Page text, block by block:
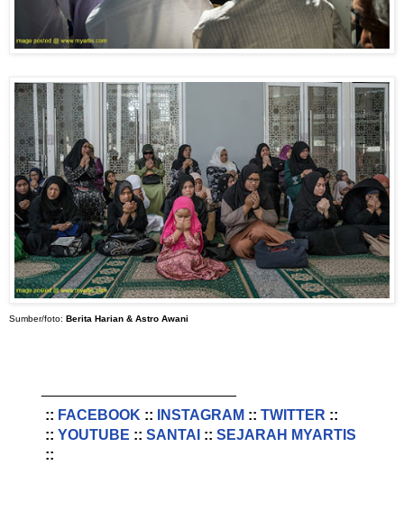
Sumber/foto: Berita Harian & Astro Awani
:: FACEBOOK :: INSTAGRAM :: TWITTER ::
:: YOUTUBE :: SANTAI :: SEJARAH MYARTIS
::